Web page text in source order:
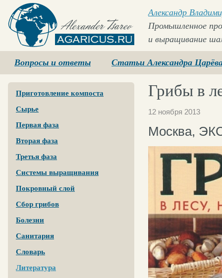
Agaricus.ru
Александр
Промышленное
и выращивание
Вопросы и ответы Статьи Александра
Приготовление компоста
Сырье
Первая фаза
Вторая фаза
Третья фаза
Системы выращивания
Покровный слой
Сбор грибов
Болезни
Санитария
Словарь
Литература
Грибы в
12 ноября 2013
Москва,